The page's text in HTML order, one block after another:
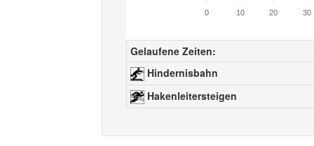
0 10 20 30
Gelaufene Zeiten:
Hindernisbahn
Hakenleitersteigen